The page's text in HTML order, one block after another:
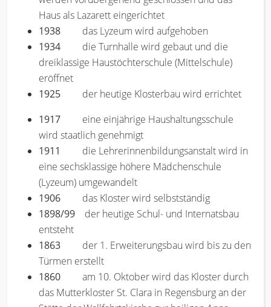
Haus als Lazarett eingerichtet
1938 das Lyzeum wird aufgehoben
1934 die Turnhalle wird gebaut und die
dreiklassige Haustöchterschule (Mittelschule)
eröffnet
1925 der heutige Klosterbau wird errichtet
1917 eine einjährige Haushaltungsschule
wird staatlich genehmigt
1911 die Lehrerinnenbildungsanstalt wird in
eine sechsklassige höhere Mädchenschule
(Lyzeum) umgewandelt
1906 das Kloster wird selbstständig
1898/99 der heutige Schul- und Internatsbau
entsteht
1863 der 1. Erweiterungsbau wird bis zu den
Türmen erstellt
1860
am 10. Oktober wird das Kloster durch
das Mutterkloster St. Clara in Regensburg an der